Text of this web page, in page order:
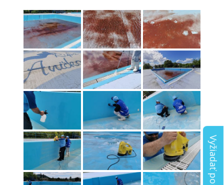
Vyžiadať ponuku